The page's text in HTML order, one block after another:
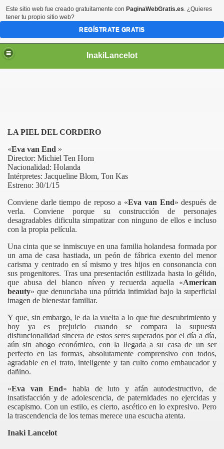
InakiLancelot
LA PIEL DEL CORDERO
«Eva van End »
Director: Michiel Ten Horn
Nacionalidad: Holanda
Intérpretes: Jacqueline Blom, Ton Kas
Estreno: 30/1/15
Conviene darle tiempo de reposo a «Eva van End» después de
verla. Conviene porque su construcción de personajes
desagradables dificulta simpatizar con ninguno de ellos e incluso
con la propia película.
Una cinta que se inmiscuye en una familia holandesa formada por
un ama de casa hastiada, un peón de fábrica exento del menor
carisma y centrado en sí mismo y tres hijos en consonancia con
sus progenitores. Tras una presentación estilizada hasta lo gélido,
que abusa del blanco níveo y recuerda aquella «American
beauty» que denunciaba una pútrida intimidad bajo la superficial
imagen de bienestar familiar.
Y que, sin embargo, le da la vuelta a lo que fue descubrimiento y
hoy ya es prejuicio cuando se compara la supuesta
disfuncionalidad sincera de estos seres superados por el día a día,
aún sin ahogo económico, con la llegada a su casa de un ser
perfecto en las formas, absolutamente comprensivo con todos,
agradable en el trato, inteligente y tan culto como embaucador y
dañino.
«Eva van End» habla de luto y afán autodestructivo, de
insatisfacción y de adolescencia, de paternidades no ejercidas y
escapismo. Con un estilo, es cierto, ascético en lo expresivo. Pero
la trascendencia de los temas merece una escucha atenta.
Inaki Lancelot
Este sitio web fue creado gratuitamente con PaginaWebGratis.es. ¿Quieres
tener tu propio sitio web?
REGÍSTRATE GRATIS